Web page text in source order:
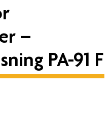
–
PA-91 F